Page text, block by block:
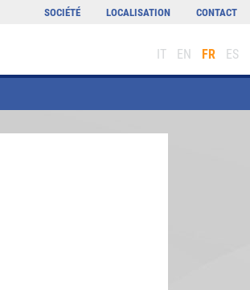
IT EN FR ES
SOCIÉTÉ LOCALISATION CONTACT